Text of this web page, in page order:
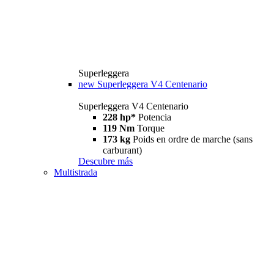
Superleggera
new Superleggera V4 Centenario
Superleggera V4 Centenario
228 hp* Potencia
119 Nm Torque
173 kg Poids en ordre de marche (sans
carburant)
Descubre más
Multistrada